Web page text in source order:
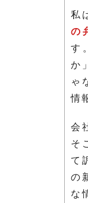
私
の
す
か
ゃ
情
会
そ
て
の
な